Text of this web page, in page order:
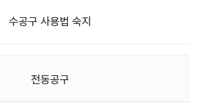
수공구 사용법 숙지
전동공구